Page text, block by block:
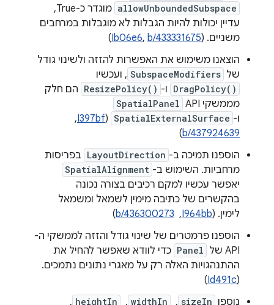
allowUnboundedSubspace
מוגדר כ-True,
עדיין יכולות להיות הגבלות לא מוגבלות במרחבים
משניים. (
Ib06e6, b/433331675
)
הוצאנו משימוש את האפשרות להזזה ולשינוי גודל
של SubspaceModifiers , ועכשיו
DragPolicy() ו- ResizePolicy() הם חלק
מממשקי API‏
SpatialPanel
ו- SpatialExternalSurface
(
I397bf
,‏
b/437924639
)
הוספנו תמיכה ב- LayoutDirection בפריסות
מרחביות. השימוש ב- SpatialAlignment
יאפשר עכשיו למקם רכיבים בצורה נכונה
בהקשרים של כתיבה מימין לשמאל ומשמאל
לימין. (I964bb
, ‏
b/436300273
)
הוספנו פרמטרים של שינוי גודל והזזה לממשקי ה-
API של
Panel כדי לוודא שאפשר להחיל את
ההתנהגויות האלה רק על מאגרי נתונים נתמכים.
(
Id491c
)
נוספו sizeIn
, ‏
widthIn
, ‏
heightIn
, ‏